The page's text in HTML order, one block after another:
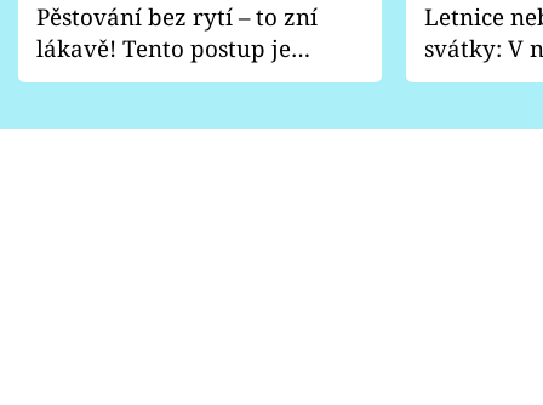
Pěstování bez rytí – to zní
lákavě! Tento postup je
vhodný jen pro některé
Letnice
svátky: V
pondělí